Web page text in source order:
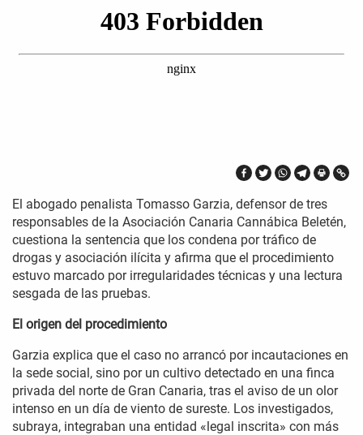
El abogado penalista Tomasso Garzia, defensor de tres
responsables de la Asociación Canaria Cannábica Beletén,
cuestiona la sentencia que los condena por tráfico de
drogas y asociación ilícita y afirma que el procedimiento
estuvo marcado por irregularidades técnicas y una lectura
sesgada de las pruebas.
El origen del procedimiento
Garzia explica que el caso no arrancó por incautaciones en
la sede social, sino por un cultivo detectado en una finca
privada del norte de Gran Canaria, tras el aviso de un olor
intenso en un día de viento de sureste. Los investigados,
subraya, integraban una entidad «legal inscrita» con más